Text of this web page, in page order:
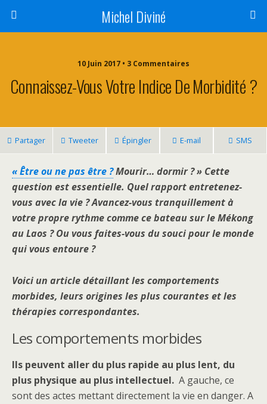
Michel Diviné
10 Juin 2017 • 3 Commentaires
Connaissez-Vous Votre Indice De Morbidité ?
Partager Tweeter Épingler E-mail SMS
« Être ou ne pas être ?Mourir… dormir ? » Cette
question est essentielle. Quel rapport entretenez-
vous avec la vie ? Avancez-vous tranquillement à
votre propre rythme comme ce bateau sur le Mékong
au Laos ? Ou vous faites-vous du souci pour le monde
qui vous entoure ?
Voici un article détaillant les comportements
morbides, leurs origines les plus courantes et les
thérapies correspondantes.
Les comportements morbides
Ils peuvent aller du plus rapide au plus lent, du
plus physique au plus intellectuel. A gauche, ce
sont des actes mettant directement la vie en danger. A